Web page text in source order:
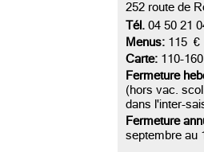
252 route de
Tél. 04 50 21
Menus: 115 €
Carte: 110-
Fermeture
(hors vac.
dans l'inter-
Fermeture
septembre au